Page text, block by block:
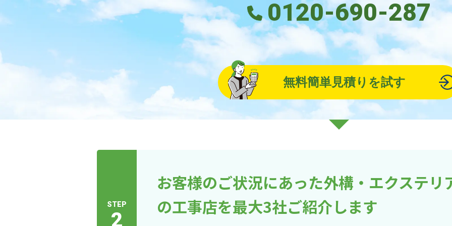
0120-690-287
無料簡単見積りを試す
STEP
2
お客様のご状況にあった外構・エクステリ
の工事店を最大3社ご紹介します